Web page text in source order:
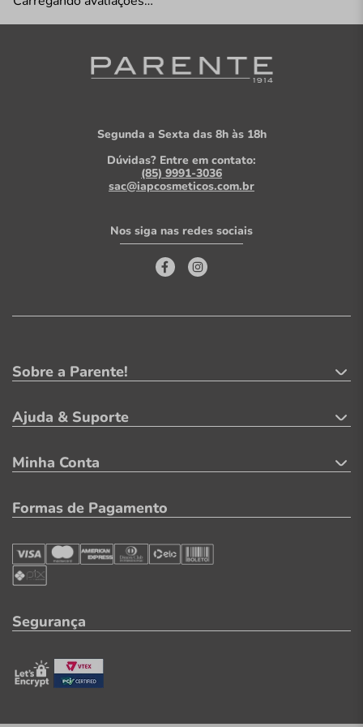
Segunda a Sexta das 8h às 18h
Dúvidas? Entre em contato:
(85) 9991-3036
sac@iapcosmeticos.com.br
Nos siga nas redes sociais
Sobre a Parente!
Ajuda & Suporte
Minha Conta
Formas de Pagamento
Segurança